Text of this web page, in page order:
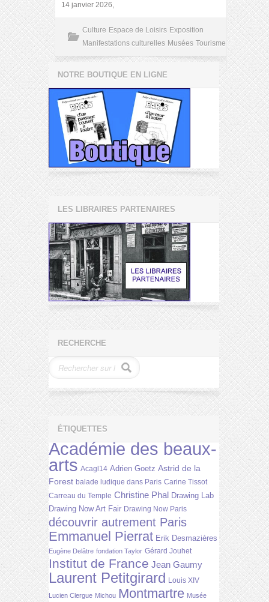
14 janvier 2026,
Culture Espace de Loisirs Exposition
Manifestations culturelles Musées Tourisme
NOTRE BOUTIQUE EN LIGNE
LES LIBRAIRES PARTENAIRES
RECHERCHE
ÉTIQUETTES
Académie des beaux-
arts Acagl14 Adrien Goetz Astrid de la
Forest balade ludique dans Paris Carine Tissot
Carreau du Temple Christine Phal Drawing Lab
Drawing Now Art Fair Drawing Now Paris
découvrir autrement Paris
Emmanuel Pierrat Erik Desmazières
Eugène Delâtre fondation Taylor Gérard Jouhet
Institut de France Jean Gaumy
Laurent Petitgirard Louis XIV
Lucien Clergue Michou Montmartre Musée